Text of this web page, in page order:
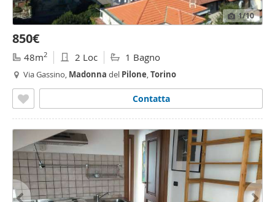
1/10
850€
48m2 2 Loc 1 Bagno
Via Gassino, Madonna del Pilone,Torino
Contatta